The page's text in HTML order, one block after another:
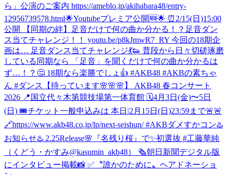
ら」公演のご案内 https://ameblo.jp/akihabara48/entry-
12956739578.html🌟Youtubeプレミア公開🆕🌟 ⏰2/15(日)15:00
公開 【同期の絆】足音だけで何の曲か分かる！？足音ダン
ス当てチャレンジ！！ youtu.be/p8kJmwR7_RY 今回の18期企
画は… 足音ダンス当てチャレンジ💃👟 普段から日々切磋琢磨
している同期なら 「足音」を聞くだけで何の曲か分かるは
ず…！？🤔 18期なら楽勝でしょ👍 #AKB48 #AKBの素ちゃ
ん #ダンス
【待っています🌸🌸🌸】 AKB48 春コンサート
2026 📍国立代々木第競技場第一体育館 🗓️4月3日(金)〜5日
(日) 🎟️チケット一般申込みは 本日❕2月15日(日)23:59まで🚨🚨
🔗https://www.akb48.co.jp/lp/next-seishun/ #AKBダメすかコン♨️
お知らせ♨️ 2.25Release🌸『名残り桜』で✨初選抜 #工藤華純
（くどう・かすみ@kasumin_akb48） 🗞朝日新聞デジタル版
にインタビュー掲載📸 ✅〝誰かのために〟ヘアドネーショ